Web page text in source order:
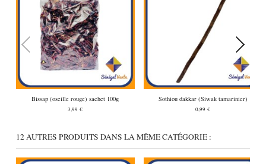
Bissap (oseille rouge) sachet 100g
3,99 €
Sothiou dakkar (Siwak tamarinier)
0,99 €
12 AUTRES PRODUITS DANS LA MÊME CATÉGORIE :